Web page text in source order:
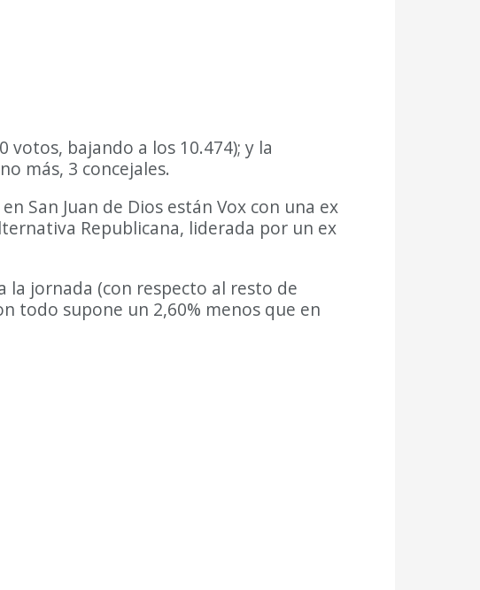
votos, bajando a los 10.474); y la
más, 3 concejales.
San Juan de Dios están Vox con una ex
Republicana, liderada por un ex
la jornada (con respecto al resto de
todo supone un 2,60% menos que en